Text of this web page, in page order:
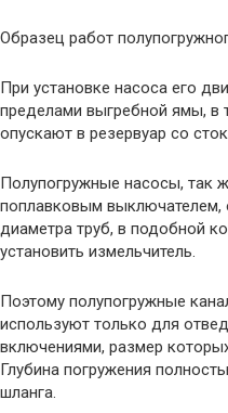
Образец работ
При установке насоса его
пределами выгребной ямы, в
опускают в резервуар со
Полупогружные насосы, так
поплавковым выключателем,
диаметра труб, в подобной
установить измельчитель.
Поэтому полупогружные
используют только для
включениями, размер
Глубина погружения
шланга.